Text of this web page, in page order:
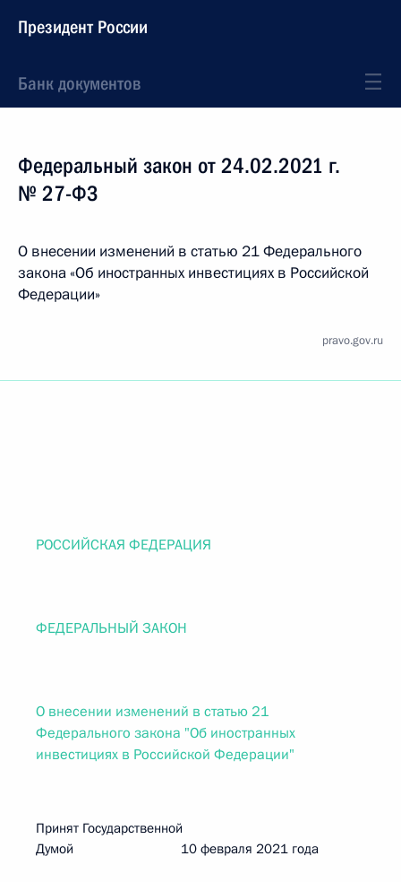
Президент России
Банк документов
Федеральный закон от 24.02.2021 г.
№ 27-ФЗ
О внесении изменений в статью 21 Федерального
закона «Об иностранных инвестициях в Российской
Федерации»
pravo.gov.ru
РОССИЙСКАЯ ФЕДЕРАЦИЯ
ФЕДЕРАЛЬНЫЙ ЗАКОН
О внесении изменений в статью 21
Федерального закона "Об иностранных
инвестициях в Российской Федерации"
Принят Государственной
Думой 10 февраля 2021 года